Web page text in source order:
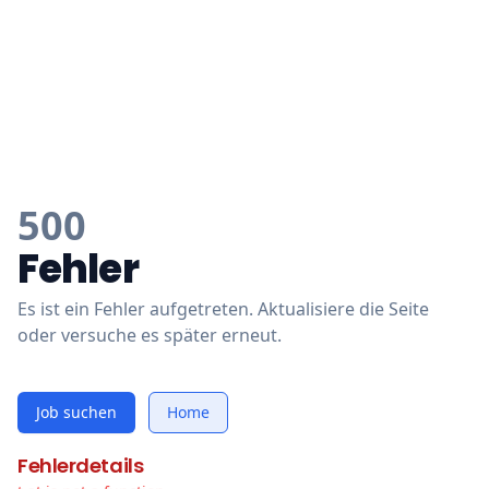
500
Fehler
Es ist ein Fehler aufgetreten. Aktualisiere die Seite
oder versuche es später erneut.
Job suchen Home
Fehlerdetails